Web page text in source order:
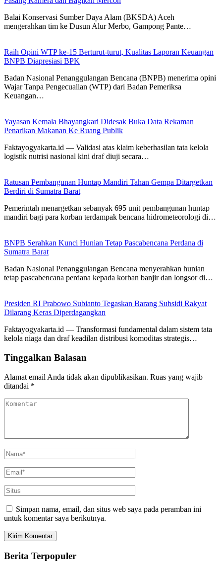
Balai Konservasi Sumber Daya Alam (BKSDA) Aceh
mengerahkan tim ke Dusun Alur Merbo, Gampong Pante…
Raih Opini WTP ke-15 Berturut-turut, Kualitas Laporan Keuangan
BNPB Diapresiasi BPK
Badan Nasional Penanggulangan Bencana (BNPB) menerima opini
Wajar Tanpa Pengecualian (WTP) dari Badan Pemeriksa
Keuangan…
Yayasan Kemala Bhayangkari Didesak Buka Data Rekaman
Penarikan Makanan Ke Ruang Publik
Faktayogyakarta.id — Validasi atas klaim keberhasilan tata kelola
logistik nutrisi nasional kini draf diuji secara…
Ratusan Pembangunan Huntap Mandiri Tahan Gempa Ditargetkan
Berdiri di Sumatra Barat
Pemerintah menargetkan sebanyak 695 unit pembangunan huntap
mandiri bagi para korban terdampak bencana hidrometeorologi di…
BNPB Serahkan Kunci Hunian Tetap Pascabencana Perdana di
Sumatra Barat
Badan Nasional Penanggulangan Bencana menyerahkan hunian
tetap pascabencana perdana kepada korban banjir dan longsor di…
Presiden RI Prabowo Subianto Tegaskan Barang Subsidi Rakyat
Dilarang Keras Diperdagangkan
Faktayogyakarta.id — Transformasi fundamental dalam sistem tata
kelola niaga dan draf keadilan distribusi komoditas strategis…
Tinggalkan Balasan
Alamat email Anda tidak akan dipublikasikan. Ruas yang wajib
ditandai *
Simpan nama, email, dan situs web saya pada peramban ini
untuk komentar saya berikutnya.
Berita Terpopuler